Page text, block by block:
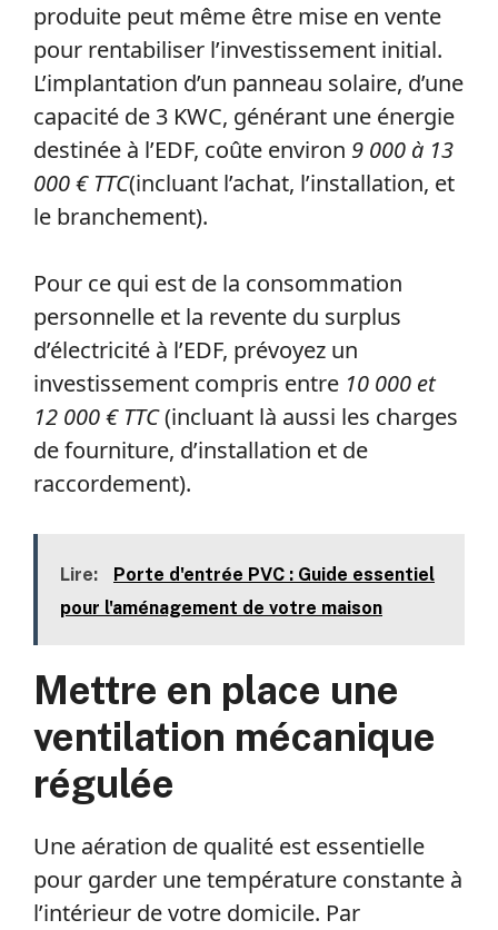
produite peut même être mise en vente
pour rentabiliser l’investissement initial.
L’implantation d’un panneau solaire, d’une
capacité de 3 KWC, générant une énergie
destinée à l’EDF, coûte environ 9 000 à 13
000 € TTC(incluant l’achat, l’installation, et
le branchement).
Pour ce qui est de la consommation
personnelle et la revente du surplus
d’électricité à l’EDF, prévoyez un
investissement compris entre 10 000 et
12 000 € TTC(incluant là aussi les charges
de fourniture, d’installation et de
raccordement).
Lire:
Porte d'entrée PVC : Guide essentiel
pour l'aménagement de votre maison
Mettre en place une
ventilation mécanique
régulée
Une aération de qualité est essentielle
pour garder une température constante à
l’intérieur de votre domicile. Par